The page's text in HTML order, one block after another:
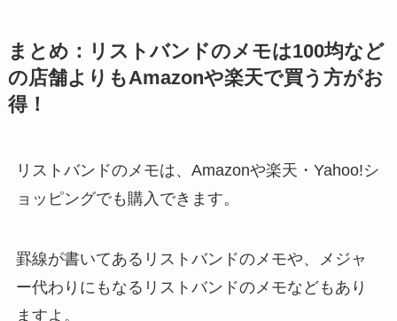
まとめ：リストバンドのメモは100均など
の店舗よりもAmazonや楽天で買う方がお
得！
リストバンドのメモは、Amazonや楽天・Yahoo!シ
ョッピングでも購入できます。
罫線が書いてあるリストバンドのメモや、メジャ
ー代わりにもなるリストバンドのメモなどもあり
ますよ。